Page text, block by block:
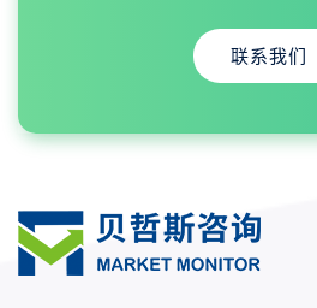
联系我们